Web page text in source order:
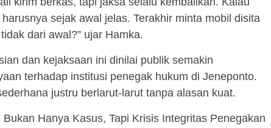
sejak awal jelas. Terakhir minta mobil disita
dari awal?” ujar Hamka.
dan kejaksaan ini dinilai publik semakin
terhadap institusi penegak hukum di Jeneponto.
justru berlarut-larut tanpa alasan kuat.
Bukan Hanya Kasus, Tapi Krisis Integritas Penegakan